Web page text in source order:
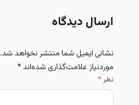
ارسال دیدگاه
نشانی ایمیل شما منتشر نخواهد شد.
موردنیاز علامت‌گذاری شده‌اند*
نظر*